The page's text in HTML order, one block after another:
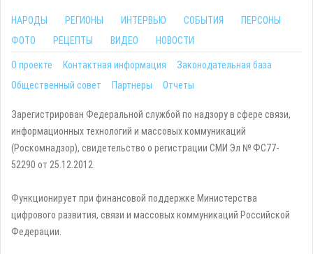
НАРОДЫ РЕГИОНЫ ИНТЕРВЬЮ СОБЫТИЯ
ПЕРСОНЫ
ФОТО
РЕЦЕПТЫ ВИДЕО НОВОСТИ
О проекте Контактная информация
Законодательная база
Общественный совет
Партнеры Отчеты
Зарегистрирован Федеральной службой по надзору в сфере связи,
информационных технологий и массовых коммуникаций
(Роскомнадзор), свидетельство о регистрации СМИ Эл № ФС77-
52290 от 25.12.2012.
Функционирует при финансовой поддержке Министерства
цифрового развития, связи и массовых коммуникаций Российской
Федерации.